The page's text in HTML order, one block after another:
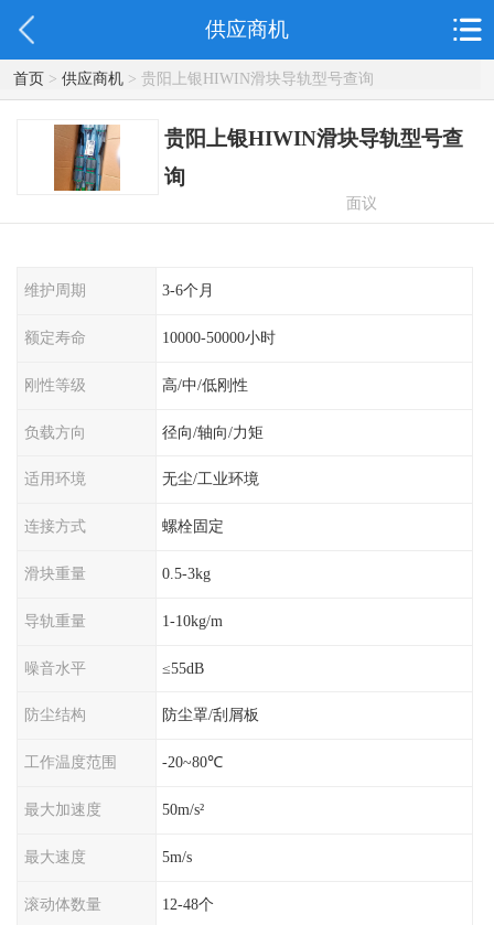
供应商机
首页> 供应商机> 贵阳上银HIWIN滑块导轨型号查询
贵阳上银HIWIN滑块导轨型号查
询
面议
维护周期 3-6个月
额定寿命 10000-50000小时
刚性等级 高/中/低刚性
负载方向 径向/轴向/力矩
适用环境 无尘/工业环境
连接方式 螺栓固定
滑块重量 0.5-3kg
导轨重量 1-10kg/m
噪音水平 ≤55dB
防尘结构 防尘罩/刮屑板
工作温度范围 -20~80℃
最大加速度 50m/s²
最大速度 5m/s
滚动体数量 12-48个